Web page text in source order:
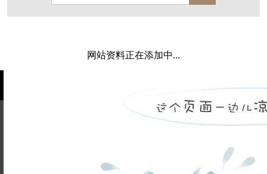
西溪玫瑰
万科·悦虹湾
东方润园
都会森林
瑞城熙园
北辰国颂府
网站资料正在添加中...